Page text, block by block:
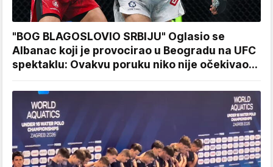
"BOG BLAGOSLOVIO SRBIJU" Oglasio se
Albanac koji je provocirao u Beogradu na UFC
spektaklu: Ovakvu poruku niko nije očekivao...